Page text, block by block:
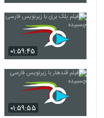
۰۱:۵۹:۴۵
۰۱:۵۹:۵۵